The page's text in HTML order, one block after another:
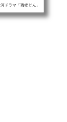
ドラマ「西郷どん」
ルでは元SMAPの木